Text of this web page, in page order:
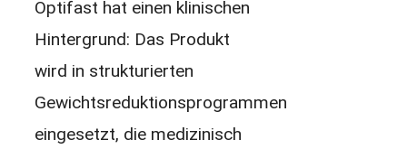
Optifast hat einen klinischen
Hintergrund: Das Produkt
wird in strukturierten
Gewichtsreduktionsprogrammen
eingesetzt, die medizinisch